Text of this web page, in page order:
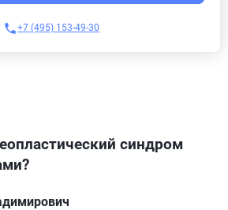
+7 (495) 153-49-30
синдром